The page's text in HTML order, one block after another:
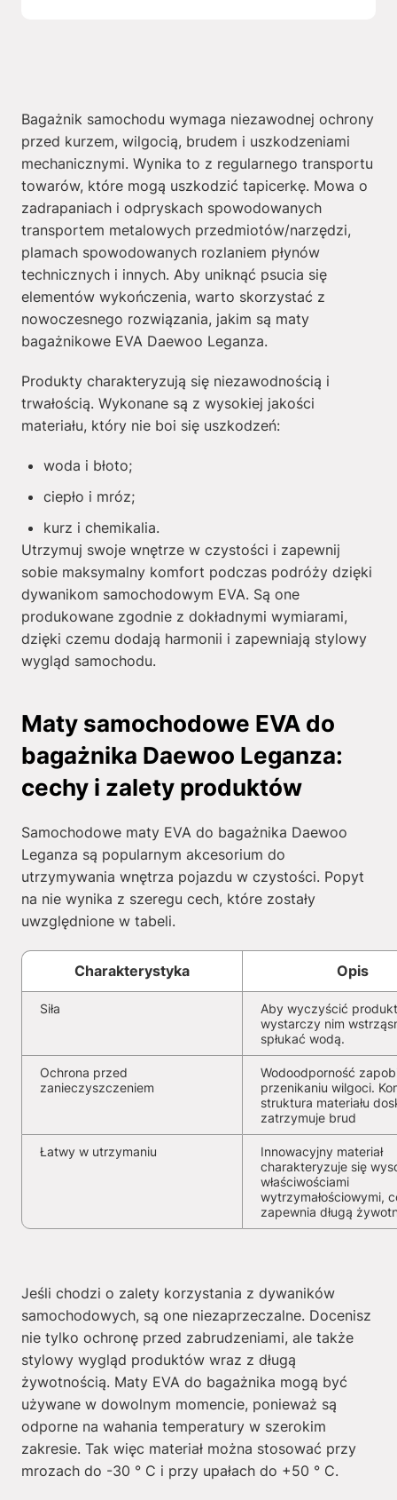
Bagażnik samochodu wymaga niezawodnej ochrony
przed kurzem, wilgocią, brudem i uszkodzeniami
mechanicznymi. Wynika to z regularnego transportu
towarów, które mogą uszkodzić tapicerkę. Mowa o
zadrapaniach i odpryskach spowodowanych
transportem metalowych przedmiotów/narzędzi,
plamach spowodowanych rozlaniem płynów
technicznych i innych. Aby uniknąć psucia się
elementów wykończenia, warto skorzystać z
nowoczesnego rozwiązania, jakim są maty
bagażnikowe EVA Daewoo Leganza.
Produkty charakteryzują się niezawodnością i
trwałością. Wykonane są z wysokiej jakości
materiału, który nie boi się uszkodzeń:
woda i błoto;
ciepło i mróz;
kurz i chemikalia.
Utrzymuj swoje wnętrze w czystości i zapewnij
sobie maksymalny komfort podczas podróży dzięki
dywanikom samochodowym EVA. Są one
produkowane zgodnie z dokładnymi wymiarami,
dzięki czemu dodają harmonii i zapewniają stylowy
wygląd samochodu.
Maty samochodowe EVA do
bagażnika Daewoo Leganza:
cechy i zalety produktów
Samochodowe maty EVA do bagażnika Daewoo
Leganza są popularnym akcesorium do
utrzymywania wnętrza pojazdu w czystości. Popyt
na nie wynika z szeregu cech, które zostały
uwzględnione w tabeli.
Charakterystyka Opis
Siła
Aby wyczyścić
wystarczy nim
spłukać wodą.
Ochrona przed
zanieczyszczeniem
Wodoodporność
przenikaniu wilgoci.
struktura materiału
zatrzymuje brud
Łatwy w utrzymaniu
Innowacyjny materiał
charakteryzuje się
właściwościami
wytrzymałościowymi,
zapewnia długą
Jeśli chodzi o zalety korzystania z dywaników
samochodowych, są one niezaprzeczalne. Docenisz
nie tylko ochronę przed zabrudzeniami, ale także
stylowy wygląd produktów wraz z długą
żywotnością. Maty EVA do bagażnika mogą być
używane w dowolnym momencie, ponieważ są
odporne na wahania temperatury w szerokim
zakresie. Tak więc materiał można stosować przy
mrozach do -30 ° C i przy upałach do +50 ° C.